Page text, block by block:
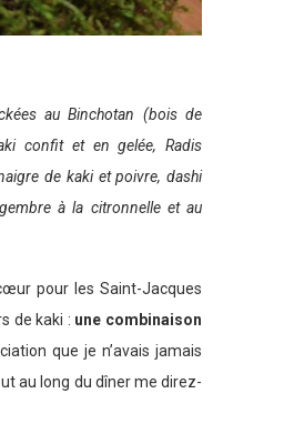
au Binchotan (bois de
confit et en gelée, Radis
de kaki et poivre, dashi
à la citronnelle et au
pour les Saint-Jacques
de kaki : une combinaison
que je n’avais jamais
au long du dîner me direz-